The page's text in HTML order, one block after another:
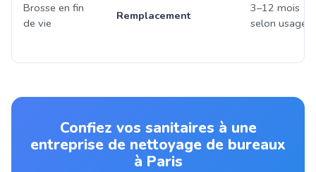
Brosse en fin
de vie
Remplacement
3–12 mois
selon usage
Confiez vos sanitaires à une
entreprise de nettoyage de bureaux
à Paris